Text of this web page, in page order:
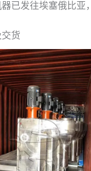
已发往埃塞俄比亚
货